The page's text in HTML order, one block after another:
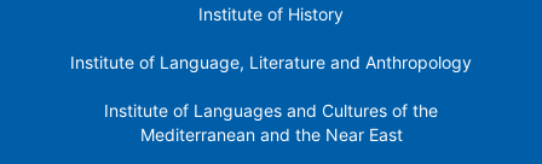
Institute of History
Institute of Language, Literature and Anthropology
Institute of Languages ​​and Cultures of the
Mediterranean and the Near East